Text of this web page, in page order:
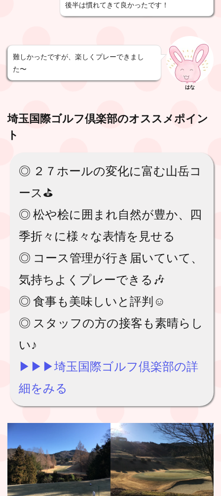
後半は慣れてきて良かったです！
難しかったですが、楽しくプレーできまし
た〜
はな
埼玉国際ゴルフ倶楽部のオススメポイン
ト
◎ ２７ホールの変化に富む山岳コ
ース⛳️
◎ 松や桧に囲まれ自然が豊か、四
季折々に様々な表情を見せる
◎ コース管理が行き届いていて、
気持ちよくプレーできる🎶
◎ 食事も美味しいと評判☺️
◎ スタッフの方の接客も素晴らし
い♪
▶︎▶︎▶︎埼玉国際ゴルフ倶楽部の詳
細をみる